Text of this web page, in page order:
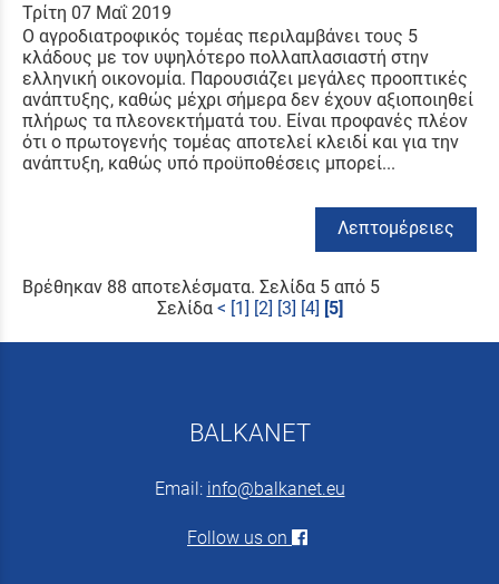
Τρίτη 07 Μαΐ 2019
Ο αγροδιατροφικός τομέας περιλαμβάνει τους 5
κλάδους με τον υψηλότερο πολλαπλασιαστή στην
ελληνική οικονομία. Παρουσιάζει μεγάλες προοπτικές
ανάπτυξης, καθώς μέχρι σήμερα δεν έχουν αξιοποιηθεί
πλήρως τα πλεονεκτήματά του. Είναι προφανές πλέον
ότι ο πρωτογενής τομέας αποτελεί κλειδί και για την
ανάπτυξη, καθώς υπό προϋποθέσεις μπορεί...
Λεπτομέρειες
Βρέθηκαν 88 αποτελέσματα. Σελίδα 5 από 5
Σελίδα < [1] [2] [3] [4] [5]
BALKANET
Email: info@balkanet.eu
Follow us on